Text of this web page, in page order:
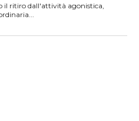
il ritiro dall'attività agonistica,